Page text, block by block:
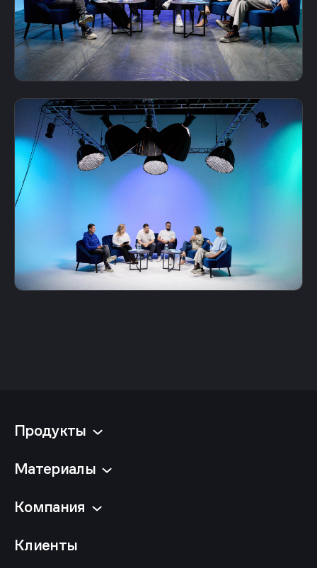
Продукты
Материалы
Компания
Клиенты